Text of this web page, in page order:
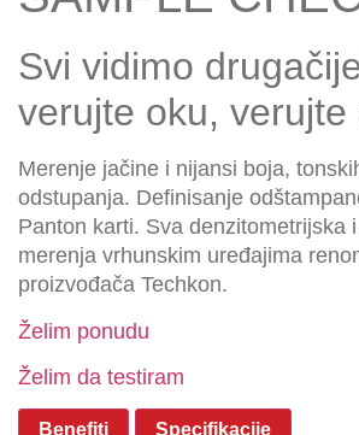
Svi vidimo
verujte oku, verujte
Merenje jačine i nijansi boja,
odstupanja. Definisanje
Panton karti. Sva denzitometrijska
merenja vrhunskim uređajima
proizvođača Techkon.
Želim ponudu
Želim da testiram
Benefiti Specifikacije